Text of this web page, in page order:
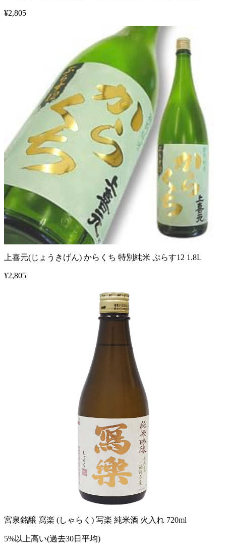
¥2,805
上喜元(じょうきげん) からくち 特別純米 ぷらす12 1.8L
¥2,805
宮泉銘醸 寫楽 (しゃらく) 写楽 純米酒 火入れ 720ml
5%以上高い(過去30日平均)